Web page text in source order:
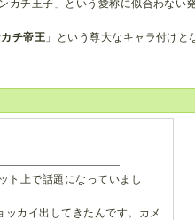
カチ王子」という愛称に似合わない
チ帝王 」という尊大なキャラ付けと
ト上で話題になっていまし
カイ出してきたんです。カメ